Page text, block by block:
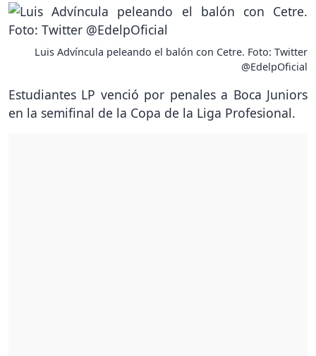
Luis Advíncula peleando el balón con Cetre. Foto: Twitter
@EdelpOficial
Estudiantes LP venció por penales a Boca Juniors
en la semifinal de la Copa de la Liga Profesional.